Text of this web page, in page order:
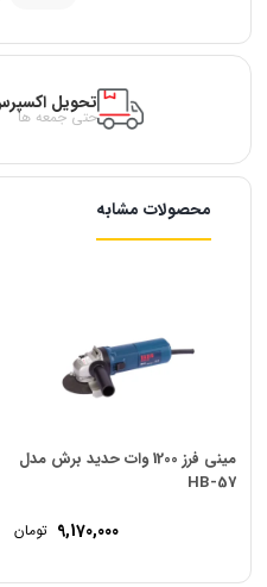
تحویل
حتی جمعه ها
محصولات مشابه
مینی فرز 1200 وات حدید برش مدل
HB-57
9,170,000 تومان